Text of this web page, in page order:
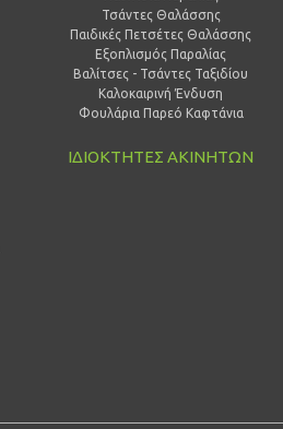
Τσάντες Θαλάσσης
Παιδικές Πετσέτες Θαλάσσης
Εξοπλισμός Παραλίας
Βαλίτσες - Τσάντες Ταξιδίου
Καλοκαιρινή Ένδυση
Φουλάρια Παρεό Καφτάνια
ΙΔΙΟΚΤΗΤΕΣ ΑΚΙΝΗΤΩΝ